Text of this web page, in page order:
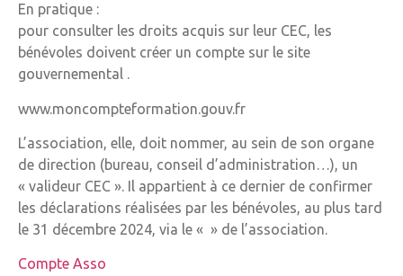
En pratique :
pour consulter les droits acquis sur leur CEC, les
bénévoles doivent créer un compte sur le site
gouvernemental .
www.moncompteformation.gouv.fr
L’association, elle, doit nommer, au sein de son organe
de direction (bureau, conseil d’administration…), un
« valideur CEC ». Il appartient à ce dernier de confirmer
les déclarations réalisées par les bénévoles, au plus tard
le 31 décembre 2024, via le « » de l’association.
Compte Asso